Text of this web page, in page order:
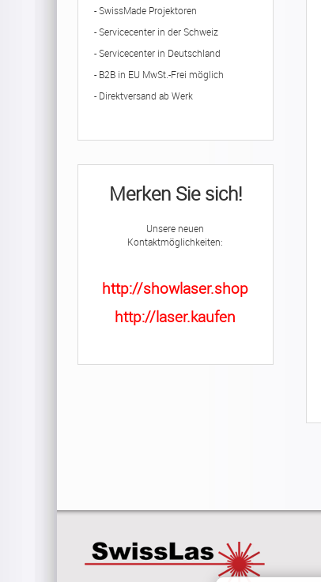
- SwissMade Projektoren
- Servicecenter in der Schweiz
- Servicecenter in Deutschland
- B2B in EU MwSt.-Frei möglich
- Direktversand ab Werk
Merken Sie sich!
Unsere neuen
Kontaktmöglichkeiten:
http://showlaser.shop
http://laser.kaufen